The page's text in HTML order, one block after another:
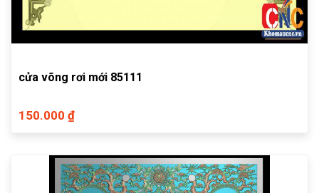
cửa võng rơi mới 85111
150.000 ₫